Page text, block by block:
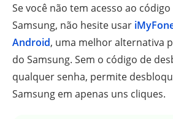
Se você não tem acesso ao
Samsung, não hesite usar
Android, uma melhor alternativa
do Samsung. Sem o código de
qualquer senha, permite
Samsung em apenas uns cliques.